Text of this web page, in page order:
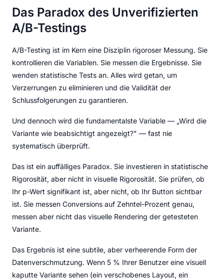
Das Paradox des Unverifizierten
A/B-Testings
A/B-Testing ist im Kern eine Disziplin rigoroser Messung. Sie
kontrollieren die Variablen. Sie messen die Ergebnisse. Sie
wenden statistische Tests an. Alles wird getan, um
Verzerrungen zu eliminieren und die Validität der
Schlussfolgerungen zu garantieren.
Und dennoch wird die fundamentalste Variable — „Wird die
Variante wie beabsichtigt angezeigt?" — fast nie
systematisch überprüft.
Das ist ein auffälliges Paradox. Sie investieren in statistische
Rigorosität, aber nicht in visuelle Rigorosität. Sie prüfen, ob
Ihr p-Wert signifikant ist, aber nicht, ob Ihr Button sichtbar
ist. Sie messen Conversions auf Zehntel-Prozent genau,
messen aber nicht das visuelle Rendering der getesteten
Variante.
Das Ergebnis ist eine subtile, aber verheerende Form der
Datenverschmutzung. Wenn 5 % Ihrer Benutzer eine visuell
kaputte Variante sehen (ein verschobenes Layout, ein